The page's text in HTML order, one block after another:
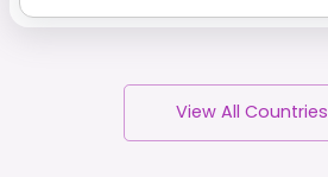
View All Countries